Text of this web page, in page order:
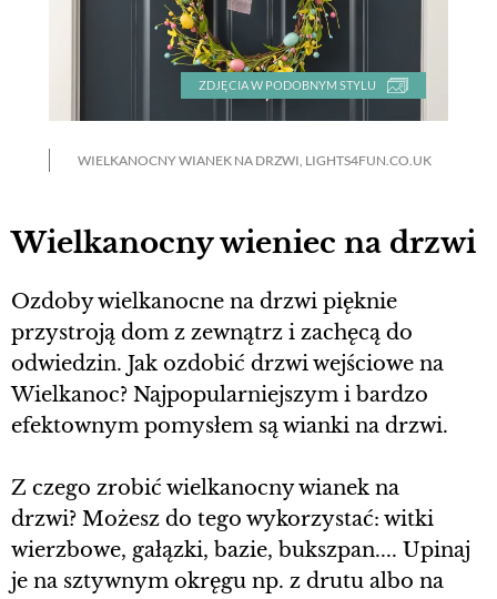
ZDJĘCIA W PODOBNYM STYLU
WIELKANOCNY WIANEK NA DRZWI, LIGHTS4FUN.CO.UK
Wielkanocny wieniec na drzwi
Ozdoby wielkanocne na drzwi pięknie
przystroją dom z zewnątrz i zachęcą do
odwiedzin. Jak ozdobić drzwi wejściowe na
Wielkanoc? Najpopularniejszym i bardzo
efektownym pomysłem są wianki na drzwi.
Z czego zrobić wielkanocny wianek na
drzwi? Możesz do tego wykorzystać: witki
wierzbowe, gałązki, bazie, bukszpan.... Upinaj
je na sztywnym okręgu np. z drutu albo na